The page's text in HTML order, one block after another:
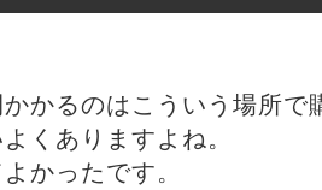
かるのはこういう場所で
くありますよね。
かったです。